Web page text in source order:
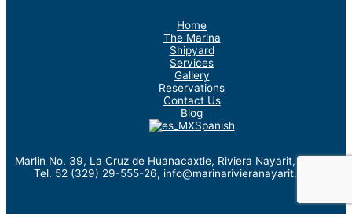
Home
The Marina
Shipyard
Services
Gallery
Reservations
Contact Us
Blog
Spanish
Marlin No. 39, La Cruz de Huanacaxtle, Riviera Nayarit, México.
Tel. 52 (329) 29-555-26, info@marinarivieranayarit.com